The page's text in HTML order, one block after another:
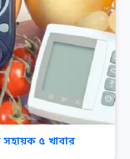
সহায়ক ৫ খাবার